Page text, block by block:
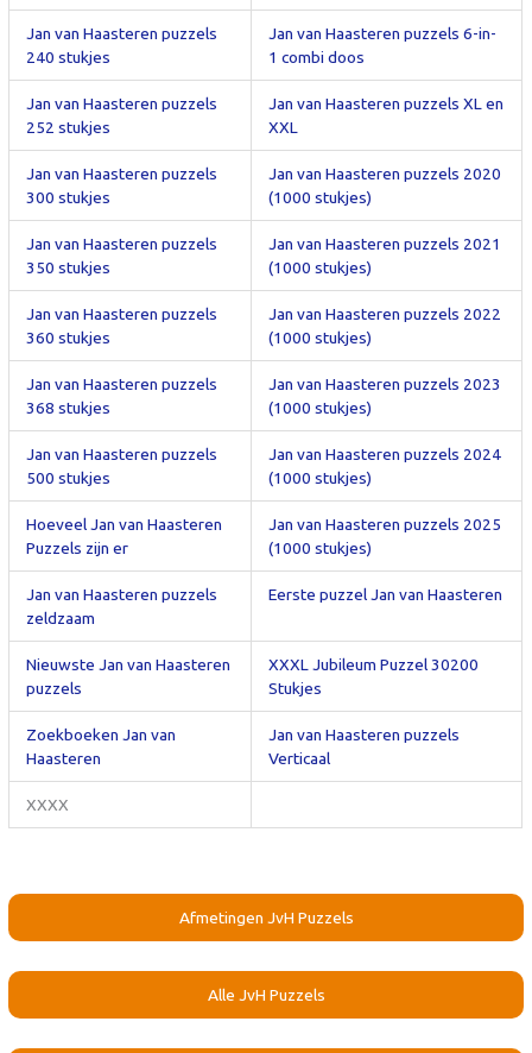
Jan van Haasteren puzzels
240 stukjes
Jan van Haasteren puzzels 6-in-
1 combi doos
Jan van Haasteren puzzels
252 stukjes
Jan van Haasteren puzzels XL en
XXL
Jan van Haasteren puzzels
300 stukjes
Jan van Haasteren puzzels 2020
(1000 stukjes)
Jan van Haasteren puzzels
350 stukjes
Jan van Haasteren puzzels 2021
(1000 stukjes)
Jan van Haasteren puzzels
360 stukjes
Jan van Haasteren puzzels 2022
(1000 stukjes)
Jan van Haasteren puzzels
368 stukjes
Jan van Haasteren puzzels 2023
(1000 stukjes)
Jan van Haasteren puzzels
500 stukjes
Jan van Haasteren puzzels 2024
(1000 stukjes)
Hoeveel Jan van Haasteren
Puzzels zijn er
Jan van Haasteren puzzels 2025
(1000 stukjes)
Jan van Haasteren puzzels
zeldzaam
Eerste puzzel Jan van Haasteren
Nieuwste Jan van Haasteren
puzzels
XXXL Jubileum Puzzel 30200
Stukjes
Zoekboeken Jan van
Haasteren
Jan van Haasteren puzzels
Verticaal
XXXX
Afmetingen JvH Puzzels
Alle JvH Puzzels